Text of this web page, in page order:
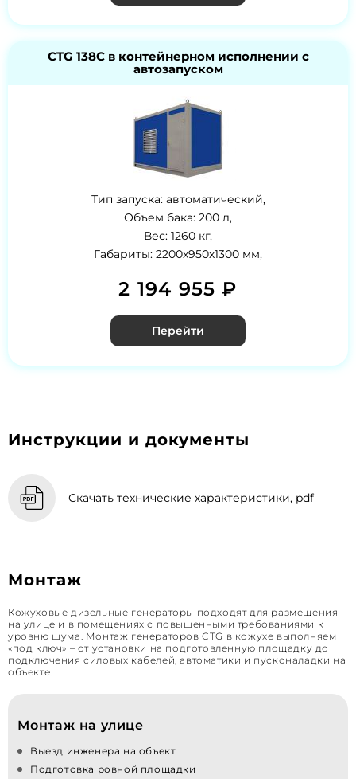
CTG 138C в контейнерном исполнении с
автозапуском
Тип запуска: автоматический,
Объем бака: 200 л,
Вес: 1260 кг,
Габариты: 2200х950х1300 мм,
2 194 955 ₽
Перейти
Инструкции и документы
Скачать технические характеристики, pdf
Монтаж
Кожуховые дизельные генераторы подходят для размещения
на улице и в помещениях с повышенными требованиями к
уровню шума. Монтаж генераторов CTG в кожухе выполняем
«под ключ» – от установки на подготовленную площадку до
подключения силовых кабелей, автоматики и пусконаладки на
объекте.
Монтаж на улице
Выезд инженера на объект
Подготовка ровной площадки